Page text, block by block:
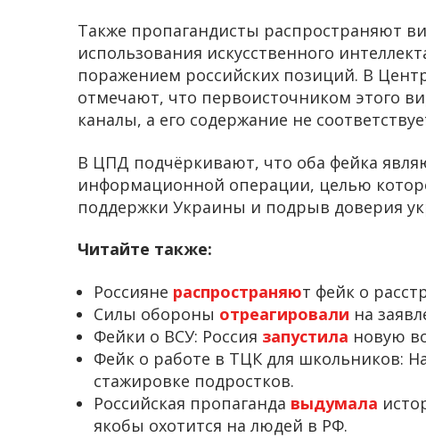
Также пропагандисты распространяют
использования искусственного
поражением российских позиций. В
отмечают, что первоисточником этого
каналы, а его содержание не
В ЦПД подчёркивают, что оба фейка
информационной операции, целью
поддержки Украины и подрыв доверия
Читайте также:
Россияне распространяют фейк о
Силы обороны отреагировали на
Фейки о ВСУ: Россия запустила новую
Фейк о работе в ТЦК для школьников:
стажировке подростков.
Российская пропаганда выдумала
якобы охотится на людей в РФ.